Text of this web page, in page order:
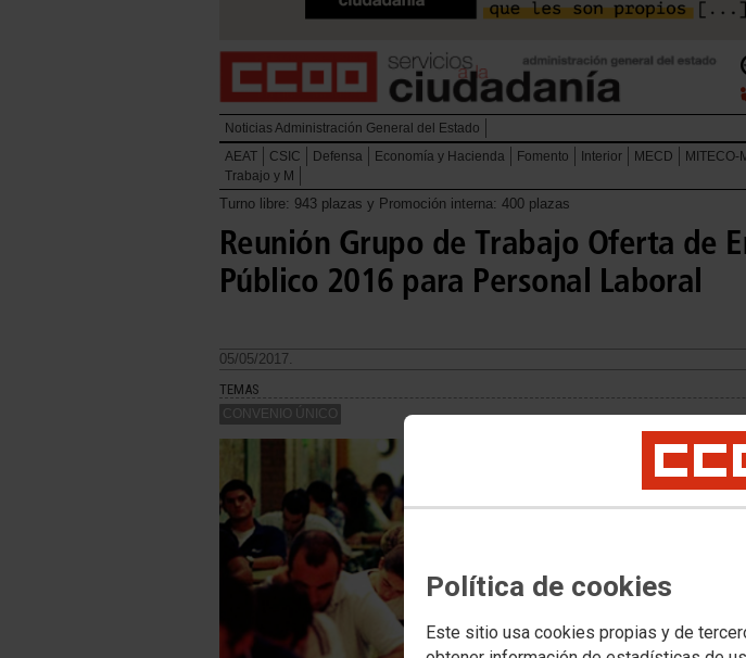
Política de cookies
Este sitio usa cookies propias y de
Noticias Administración General del Estado
AEAT
CSIC Defensa Economía y Hacienda Fomento Interior MECD MITECO-
Trabajo y M
Turno libre: 943 plazas y Promoción interna: 400 plazas
Reunión Grupo de Trabajo Oferta de
Público 2016 para Personal Laboral
05/05/2017.
TEMAS
CONVENIO ÚNICO